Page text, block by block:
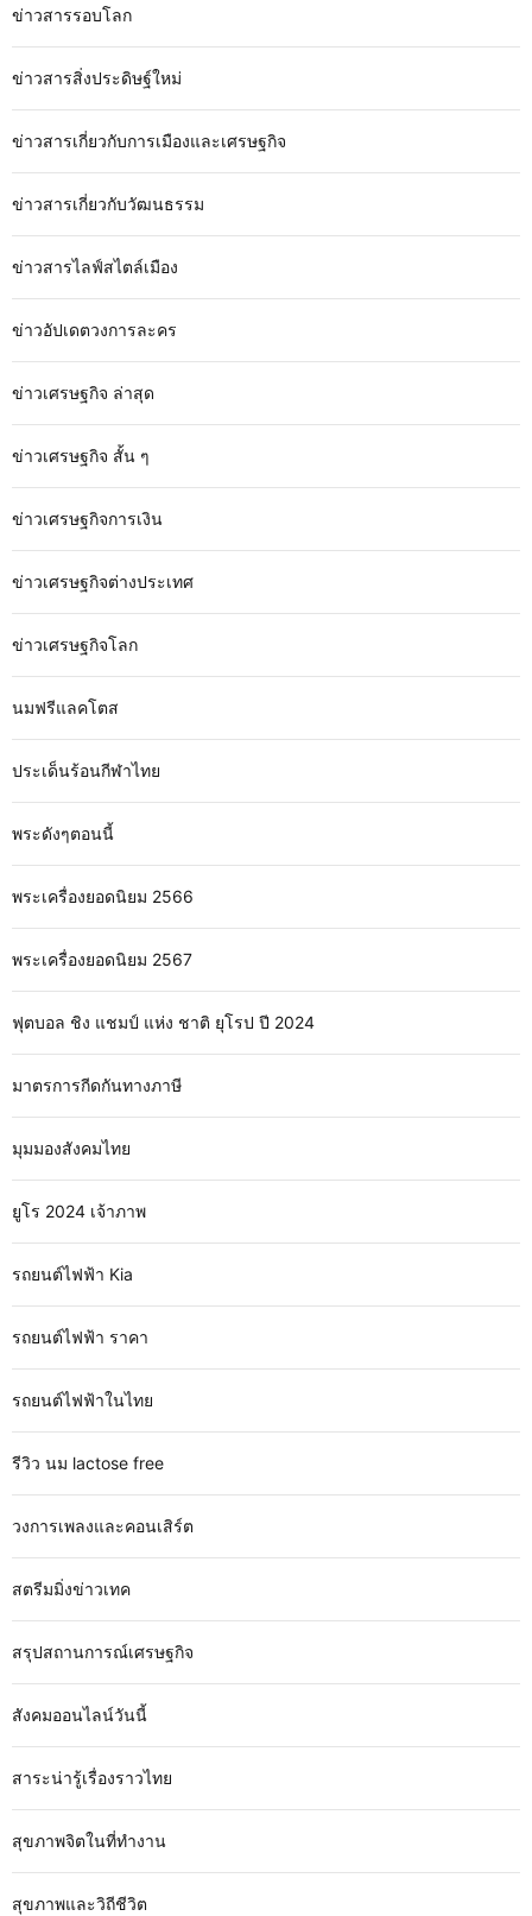
ข่าวสารรอบโลก
ข่าวสารสิ่งประดิษฐ์ใหม่
ข่าวสารเกี่ยวกับการเมืองและเศรษฐกิจ
ข่าวสารเกี่ยวกับวัฒนธรรม
ข่าวสารไลฟ์สไตล์เมือง
ข่าวอัปเดตวงการละคร
ข่าวเศรษฐกิจ ล่าสุด
ข่าวเศรษฐกิจ สั้น ๆ
ข่าวเศรษฐกิจการเงิน
ข่าวเศรษฐกิจต่างประเทศ
ข่าวเศรษฐกิจโลก
นมฟรีแลคโตส
ประเด็นร้อนกีฬาไทย
พระดังๆตอนนี้
พระเครื่องยอดนิยม 2566
พระเครื่องยอดนิยม 2567
ฟุตบอล ชิง แชมป์ แห่ง ชาติ ยุโรป ปี 2024
มาตรการกีดกันทางภาษี
มุมมองสังคมไทย
ยูโร 2024 เจ้าภาพ
รถยนต์ไฟฟ้า Kia
รถยนต์ไฟฟ้า ราคา
รถยนต์ไฟฟ้าในไทย
รีวิว นม lactose free
วงการเพลงและคอนเสิร์ต
สตรีมมิ่งข่าวเทค
สรุปสถานการณ์เศรษฐกิจ
สังคมออนไลน์วันนี้
สาระน่ารู้เรื่องราวไทย
สุขภาพจิตในที่ทำงาน
สุขภาพและวิถีชีวิต